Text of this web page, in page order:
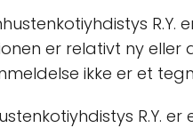
er relativt ny
ikke er et
R.Y.